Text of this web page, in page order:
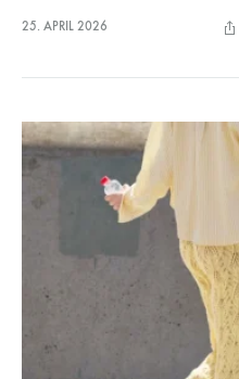
25. APRIL 2026